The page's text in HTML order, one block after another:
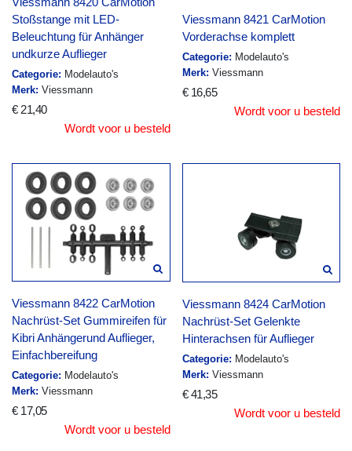
Stoßstange mit LED-
Beleuchtung für Anhänger
undkurze Auflieger
Categorie: Modelauto's
Merk: Viessmann
€ 21,40
Wordt voor u besteld
Viessmann 8421 CarMotion
Vorderachse komplett
Categorie: Modelauto's
Merk: Viessmann
€ 16,65
Wordt voor u besteld
Viessmann 8422 CarMotion
Nachrüst-Set Gummireifen für
Kibri Anhängerund Auflieger,
Einfachbereifung
Categorie: Modelauto's
Merk: Viessmann
€ 17,05
Wordt voor u besteld
Viessmann 8424 CarMotion
Nachrüst-Set Gelenkte
Hinterachsen für Auflieger
Categorie: Modelauto's
Merk: Viessmann
€ 41,35
Wordt voor u besteld